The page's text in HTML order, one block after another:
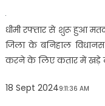
धीमी रफ्तार से शुरू हुआ
जिला के बनिहाल
करने के लिए कतार में खड़े
18 Sept 20249:11:36 AM